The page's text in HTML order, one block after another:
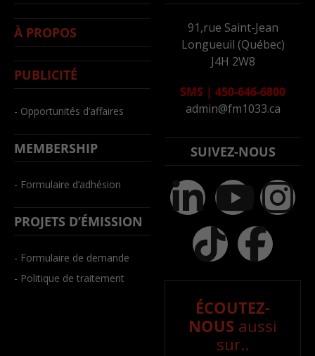
À PROPOS
PUBLICITÉ
- Opportunités d’affaires
MEMBERSHIP
- Formulaire d’adhésion
PROJETS D’ÉMISSION
- Formulaire de demande
- Politique de traitement
91,rue Saint-Jean
Longueuil (Québec)
J4H 2W8
SMS | 450-646-6800
admin@fm1033.ca
SUIVEZ-NOUS
ÉCOUTEZ-
NOUS aussi
sur..